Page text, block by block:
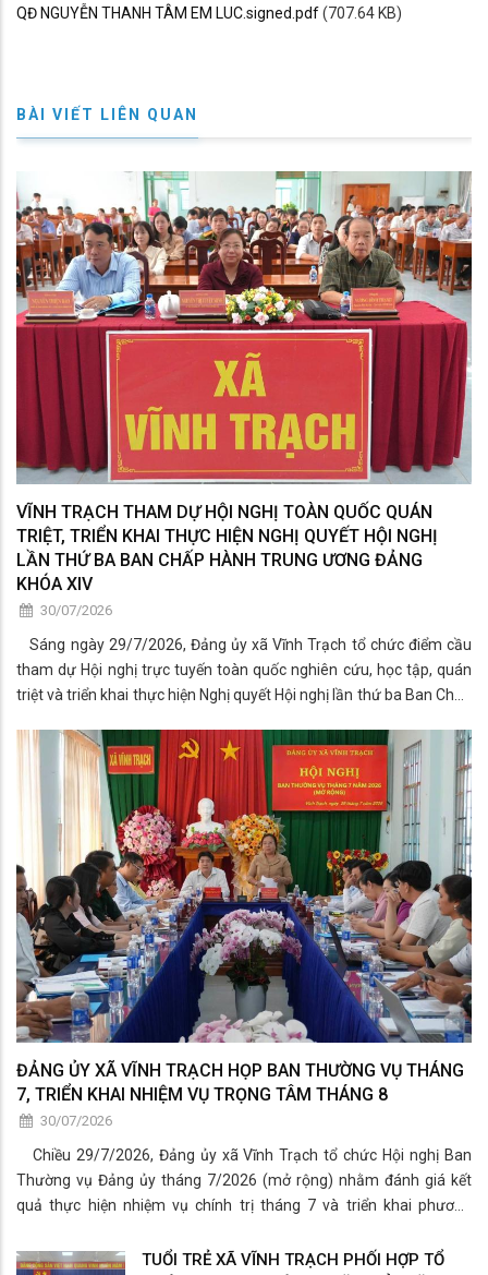
QĐ NGUYỄN THANH TÂM EM LUC.signed.pdf(707.64 KB)
BÀI VIẾT LIÊN QUAN
VĨNH TRẠCH THAM DỰ HỘI NGHỊ TOÀN QUỐC QUÁN
TRIỆT, TRIỂN KHAI THỰC HIỆN NGHỊ QUYẾT HỘI NGHỊ
LẦN THỨ BA BAN CHẤP HÀNH TRUNG ƯƠNG ĐẢNG
KHÓA XIV
30/07/2026
Sáng ngày 29/7/2026, Đảng ủy xã Vĩnh Trạch tổ chức điểm cầu
tham dự Hội nghị trực tuyến toàn quốc nghiên cứu, học tập, quán
triệt và triển khai thực hiện Nghị quyết Hội nghị lần thứ ba Ban Chấp
ĐẢNG ỦY XÃ VĨNH TRẠCH HỌP BAN THƯỜNG VỤ THÁNG
7, TRIỂN KHAI NHIỆM VỤ TRỌNG TÂM THÁNG 8
30/07/2026
Chiều 29/7/2026, Đảng ủy xã Vĩnh Trạch tổ chức Hội nghị Ban
Thường vụ Đảng ủy tháng 7/2026 (mở rộng) nhằm đánh giá kết
quả thực hiện nhiệm vụ chính trị tháng 7 và triển khai phương
TUỔI TRẺ XÃ VĨNH TRẠCH PHỐI HỢP TỔ